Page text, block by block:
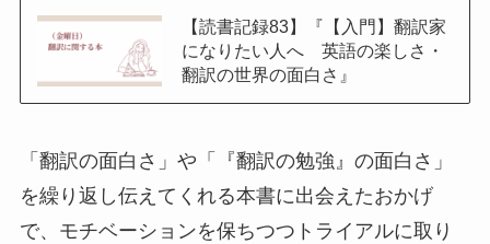
【読書記録83】『【入門】翻訳家
になりたい人へ 英語の楽しさ・
翻訳の世界の面白さ』
「翻訳の面白さ」や「『翻訳の勉強』の面白さ」
を繰り返し伝えてくれる本書に出会えたおかげ
で、モチベーションを保ちつつトライアルに取り